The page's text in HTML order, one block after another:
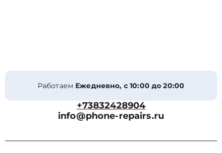
Работаем Ежедневно, с 10:00 до 20:00
+73832428904
info@phone-repairs.ru